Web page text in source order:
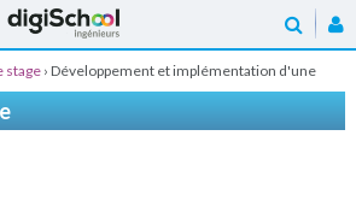
stage › Développement et implémentation d'une
vitesse d'avance du meulage